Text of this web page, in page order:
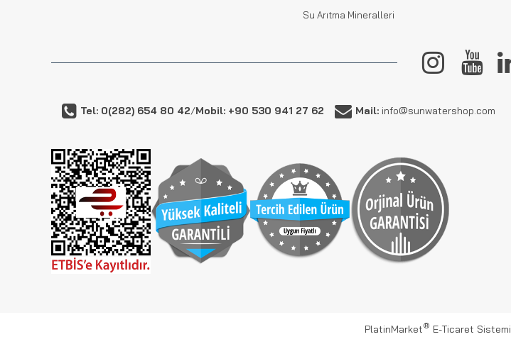
Su Arıtma Mineralleri
Tel: 0(282) 654 80 42/Mobil: +90 530 941 27 62 Mail: info@sunwatershop.com
PlatinMarket® E-Ticaret Sistemi